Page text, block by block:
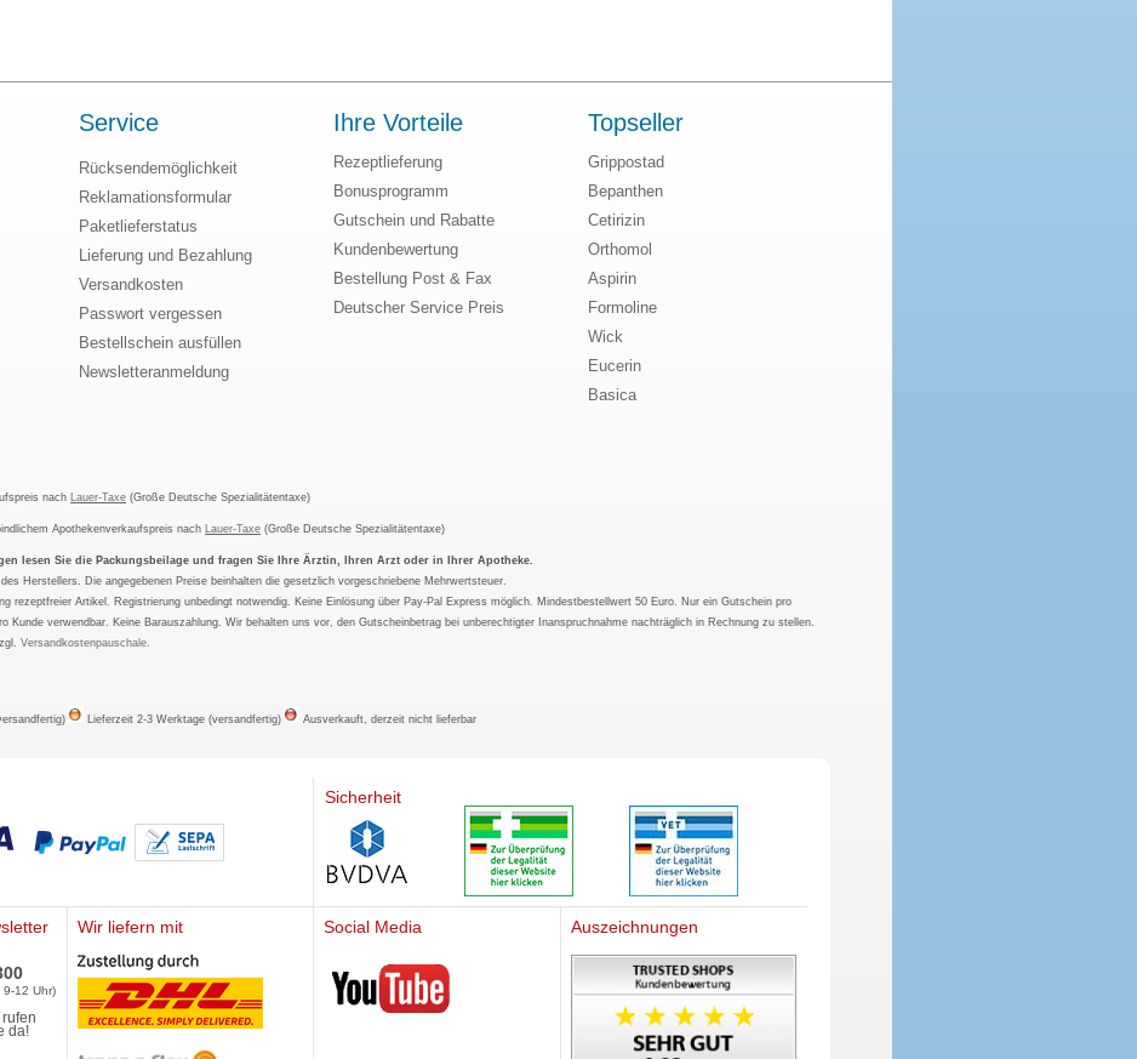
Service
Rücksendemöglichkeit
Reklamationsformular
Paketlieferstatus
Lieferung und Bezahlung
Versandkosten
Passwort vergessen
Bestellschein ausfüllen
Newsletteranmeldung
Ihre Vorteile
Rezeptlieferung
Bonusprogramm
Gutschein und Rabatte
Kundenbewertung
Bestellung Post & Fax
Deutscher Service Preis
Topseller
Grippostad
Bepanthen
Cetirizin
Orthomol
Aspirin
Formoline
Wick
Eucerin
Basica
nach Lauer-Taxe (Große Deutsche Spezialitätentaxe)
Apothekenverkaufspreis nach Lauer-Taxe (Große Deutsche Spezialitätentaxe)
lesen Sie die Packungsbeilage und fragen Sie Ihre Ärztin, Ihren Arzt oder in Ihrer Apotheke.
Herstellers. Die angegebenen Preise beinhalten die gesetzlich vorgeschriebene Mehrwertsteuer.
rezeptfreier Artikel. Registrierung unbedingt notwendig. Keine Einlösung über Pay-Pal Express möglich. Mindestbestellwert 50 Euro. Nur ein Gutschein pro
Kunde verwendbar. Keine Barauszahlung. Wir behalten uns vor, den Gutscheinbetrag bei unberechtigter Inanspruchnahme nachträglich in Rechnung zu stellen.
Versandkostenpauschale.
Lieferzeit 2-3 Werktage (versandfertig) Ausverkauft, derzeit nicht lieferbar
Sicherheit
9-12 Uhr)
da!
Wir liefern mit Social Media
Mediherz
Auszeichnungen